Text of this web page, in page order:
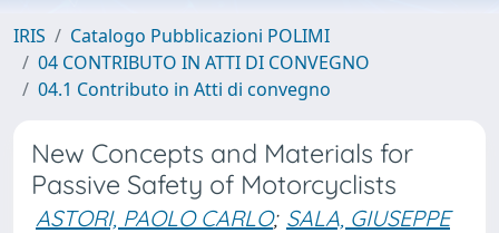
IRIS
Catalogo Pubblicazioni POLIMI
04 CONTRIBUTO IN ATTI DI CONVEGNO
04.1 Contributo in Atti di convegno
New Concepts and Materials for
Passive Safety of Motorcyclists
ASTORI, PAOLO CARLO; SALA, GIUSEPPE